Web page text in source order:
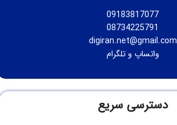
09183817077
08734225791
digiran.net@gmail.com
واتساپ وتلگرام
دسترسی سریع